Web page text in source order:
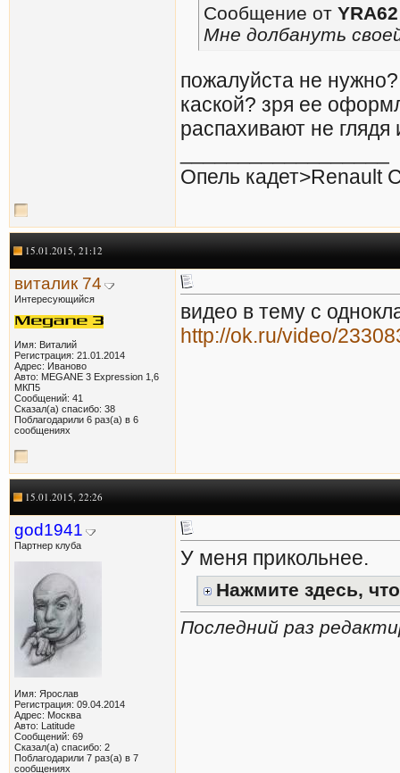
Сообщение от YRA62
Мне долбануть
пожалуйста не
каской? зря ее
распахивают не
Опель кадет>Renault
15.01.2015, 21:12
виталик 74
Интересующийся
Имя: Виталий
Регистрация: 21.01.2014
Адрес: Иваново
Авто: MEGANE 3 Expression 1,6
МКП5
Сообщений: 41
Сказал(а) спасибо: 38
Поблагодарили 6 раз(а) в 6
сообщениях
видео в тему с
http://ok.ru/video/
15.01.2015, 22:26
god1941
Партнер клуба
Имя: Ярослав
Регистрация: 09.04.2014
Адрес: Москва
Авто: Latitude
Сообщений: 69
Сказал(а) спасибо: 2
Поблагодарили 7 раз(а) в 7
сообщениях
У меня прикольнее.
Нажмите здесь,
Последний раз